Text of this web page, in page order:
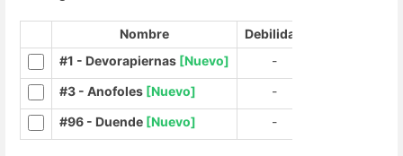
Nombre
Debilidad
#1 - Devorapiernas [Nuevo]
-
#3 - Anofoles [Nuevo]
-
#96 - Duende [Nuevo] -